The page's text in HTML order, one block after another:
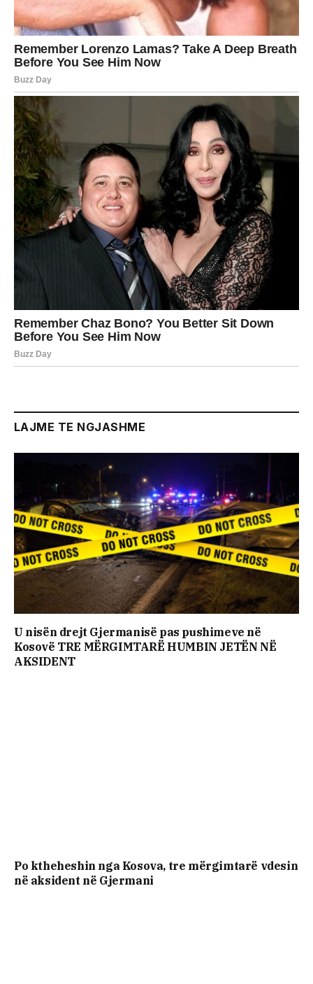
LAJME TE NGJASHME
U nisën drejt Gjermanisë pas pushimeve në
Kosovë TRE MËRGIMTARË HUMBIN JETËN NË
AKSIDENT
Po ktheheshin nga Kosova, tre mërgimtarë vdesin
në aksident në Gjermani